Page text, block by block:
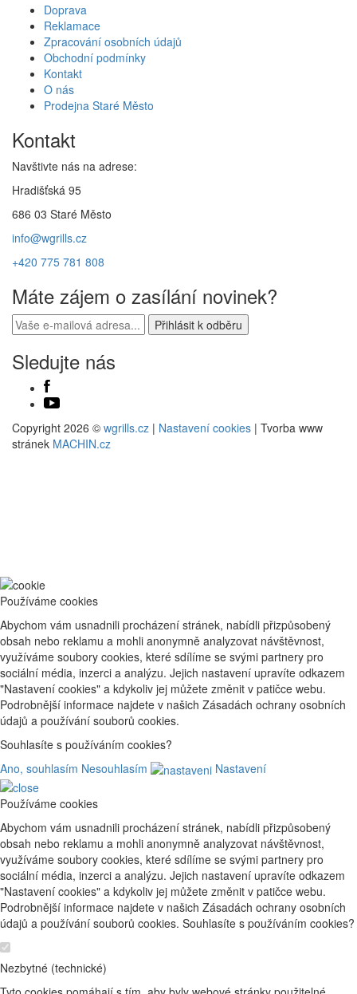
Doprava
Reklamace
Zpracování osobních údajů
Obchodní podmínky
Kontakt
O nás
Prodejna Staré Město
Kontakt
Navštivte nás na adrese:
Hradišťská 95
686 03 Staré Město
info@wgrills.cz
+420 775 781 808
Máte zájem o zasílání novinek?
Sledujte nás
Copyright 2026 © wgrills.cz | Nastavení cookies | Tvorba www
stránek MACHIN.cz
Používáme cookies
Abychom vám usnadnili procházení stránek, nabídli přizpůsobený
obsah nebo reklamu a mohli anonymně analyzovat návštěvnost,
využíváme soubory cookies, které sdílíme se svými partnery pro
sociální média, inzerci a analýzu. Jejich nastavení upravíte odkazem
"Nastavení cookies" a kdykoliv jej můžete změnit v patičce webu.
Podrobnější informace najdete v našich Zásadách ochrany osobních
údajů a používání souborů cookies.
Souhlasíte s používáním cookies?
Ano, souhlasím Nesouhlasím Nastavení
Používáme cookies
Abychom vám usnadnili procházení stránek, nabídli přizpůsobený
obsah nebo reklamu a mohli anonymně analyzovat návštěvnost,
využíváme soubory cookies, které sdílíme se svými partnery pro
sociální média, inzerci a analýzu. Jejich nastavení upravíte odkazem
"Nastavení cookies" a kdykoliv jej můžete změnit v patičce webu.
Podrobnější informace najdete v našich Zásadách ochrany osobních
údajů a používání souborů cookies. Souhlasíte s používáním cookies?
Nezbytné (technické)